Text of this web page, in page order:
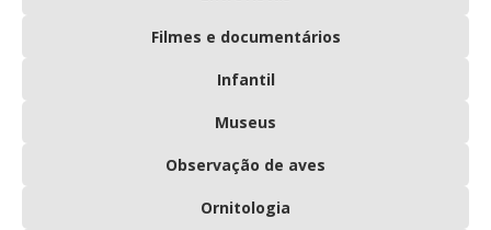
Filmes e documentários
Infantil
Museus
Observação de aves
Ornitologia